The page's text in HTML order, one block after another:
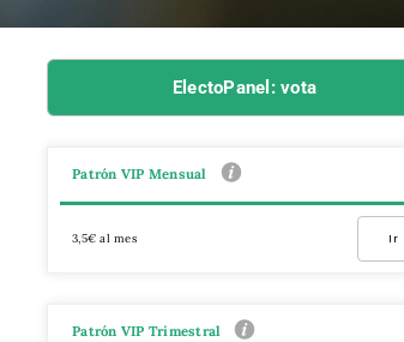
ElectoPanel: vota
Patrón VIP Mensual
3,5€ al mes Ir
Patrón VIP Trimestral